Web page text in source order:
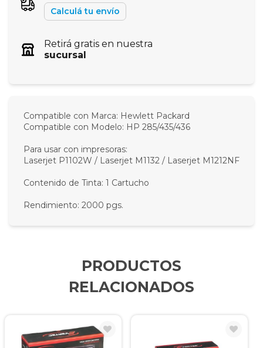
Calculá tu envío
Retirá gratis en nuestra
sucursal
Compatible con Marca: Hewlett Packard
Compatible con Modelo: HP 285/435/436
Para usar con impresoras:
Laserjet P1102W / Laserjet M1132 / Laserjet M1212NF
Contenido de Tinta: 1 Cartucho
Rendimiento: 2000 pgs.
PRODUCTOS
RELACIONADOS